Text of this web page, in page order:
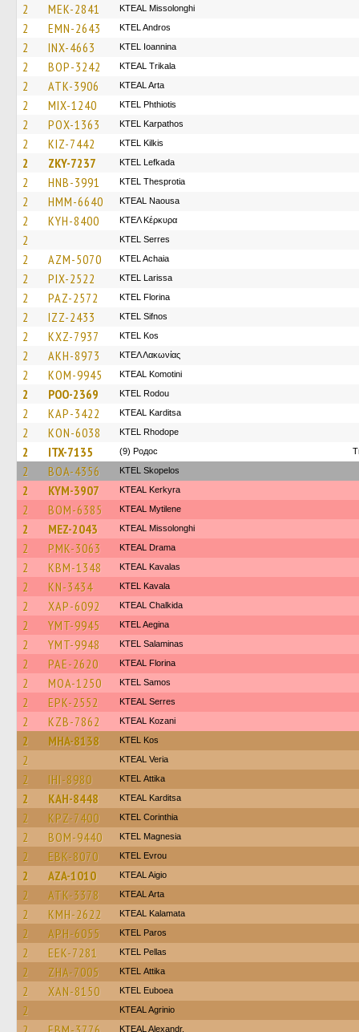
2 MEK-2841 KTEAL Missolonghi
2 EMN-2643 KTEL Andros
2 INX-4663 KTEL Ioannina
2 BOP-3242 KTEAL Trikala
2 ATK-3906 KTEAL Arta
2 MIX-1240 ΚΤΕL Phthiotis
2 POX-1363 ΚΤΕL Karpathos
2 KIZ-7442 KTEL Kilkis
2 ZKY-7237 KTEL Lefkada
2 HNB-3991 KTEL Thesprotia
2 HMM-6640 KTEAL Naousa
2 KYH-8400 ΚΤΕΛ Κέρκυρα
2 KTEL Serres
2 AZM-5070 KTEL Achaia
2 PIX-2522 KTEL Larissa
2 PAZ-2572 KTEL Florina
2 IZZ-2433 KTEL Sifnos
2 KXZ-7937 KTEL Kos
2 AKH-8973 ΚΤΕΛ Λακωνίας
2 KOM-9945 KTEAL Komotini
2 POO-2369 ΚΤΕL Rodou
2 KAP-3422 KTEAL Karditsa
2 KON-6038 KTEL Rhodope
2 ITX-7135 (9) Родос
2 BOA-4356 KTEL Skopelos
2 KYM-3907 KTEAL Kerkyra
2 BOM-6385 KTEAL Mytilene
2 MEZ-2043 KTEAL Missolonghi
2 PMK-3063 KTEAL Drama
2 KBM-1348 KTEAL Kavalas
2 KN-3434 KTEL Kavala
2 XAP-6092 KTEAL Chalkida
2 YMT-9945 KTEL Aegina
2 YMT-9948 KTEL Salaminas
2 PAE-2620 KTEAL Florina
2 MOA-1250 KTEL Samos
2 EPK-2552 KTEAL Serres
2 KZB-7862 KTEAL Kozani
2 MHA-8138 KTEL Kos
2 KTEAL Veria
2 IHI-8980 KΤΕL Αttika
2 KAH-8448 KTEAL Karditsa
2 KPZ-7400 KTEL Corinthia
2 BOM-9440 ΚΤΕL Magnesia
2 EBK-8070 KTEL Evrou
2 AZA-1010 KTEAL Aigio
2 ATK-3378 KTEAL Arta
2 KMH-2622 KTEAL Kalamata
2 APH-6055 KTEL Paros
2 EEK-7281 KTEL Pellas
2 ZHA-7005 KΤΕL Αttika
2 XAN-8150 ΚΤΕL Euboea
2 KTEAL Agrinio
KTEAL Alexandr.